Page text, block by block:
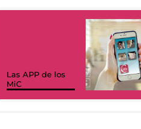
Las APP de los
MiC